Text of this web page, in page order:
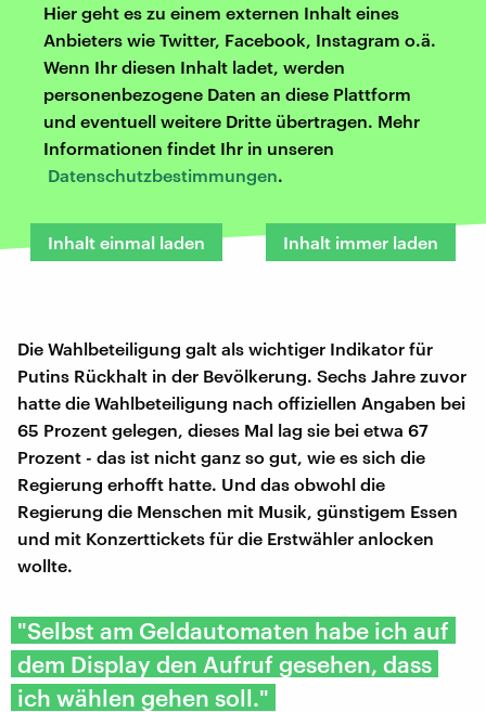
Hier geht es zu einem externen Inhalt eines
Anbieters wie Twitter, Facebook, Instagram o.ä.
Wenn Ihr diesen Inhalt ladet, werden
personenbezogene Daten an diese Plattform
und eventuell weitere Dritte übertragen. Mehr
Informationen findet Ihr in unseren
Datenschutzbestimmungen.
Inhalt einmal laden Inhalt immer laden
Die Wahlbeteiligung galt als wichtiger Indikator für
Putins Rückhalt in der Bevölkerung. Sechs Jahre zuvor
hatte die Wahlbeteiligung nach offiziellen Angaben bei
65 Prozent gelegen, dieses Mal lag sie bei etwa 67
Prozent - das ist nicht ganz so gut, wie es sich die
Regierung erhofft hatte. Und das obwohl die
Regierung die Menschen mit Musik, günstigem Essen
und mit Konzerttickets für die Erstwähler anlocken
wollte.
"Selbst am Geldautomaten habe ich auf
dem Display den Aufruf gesehen, dass
ich wählen gehen soll."